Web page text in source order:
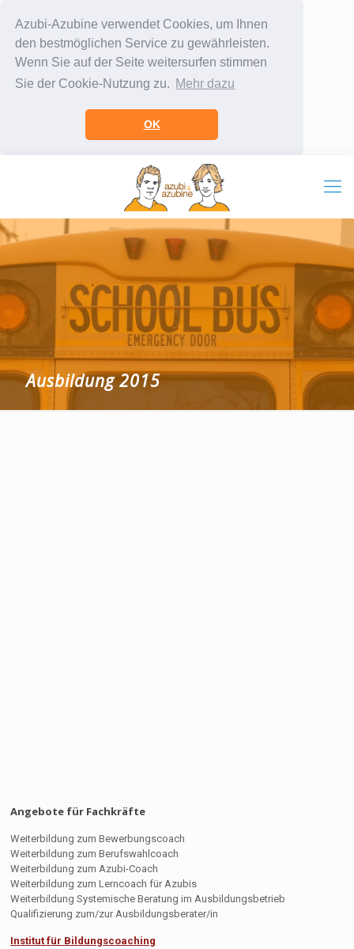
Azubi-Azubine verwendet Cookies, um Ihnen
den bestmöglichen Service zu gewährleisten.
Wenn Sie auf der Seite weitersurfen stimmen
Sie der Cookie-Nutzung zu. Mehr dazu
OK
Ausbildung 2015
Angebote für Fachkräfte
Weiterbildung zum Bewerbungscoach
Weiterbildung zum Berufswahlcoach
Weiterbildung zum Azubi-Coach
Weiterbildung zum Lerncoach für Azubis
Weiterbildung Systemische Beratung im Ausbildungsbetrieb
Qualifizierung zum/zur Ausbildungsberater/in
Institut für Bildungscoaching